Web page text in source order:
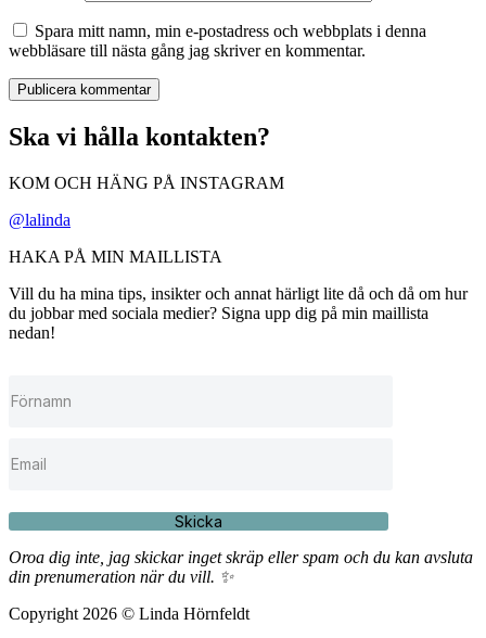
Spara mitt namn, min e-postadress och webbplats i denna
webbläsare till nästa gång jag skriver en kommentar.
Ska vi hålla kontakten?
KOM OCH HÄNG PÅ INSTAGRAM
@lalinda
HAKA PÅ MIN MAILLISTA
Vill du ha mina tips, insikter och annat härligt lite då och då om hur
du jobbar med sociala medier? Signa upp dig på min maillista
nedan!
Skicka
Oroa dig inte, jag skickar inget skräp eller spam och du kan avsluta
din prenumeration när du vill. ✨
Copyright 2026 © Linda Hörnfeldt